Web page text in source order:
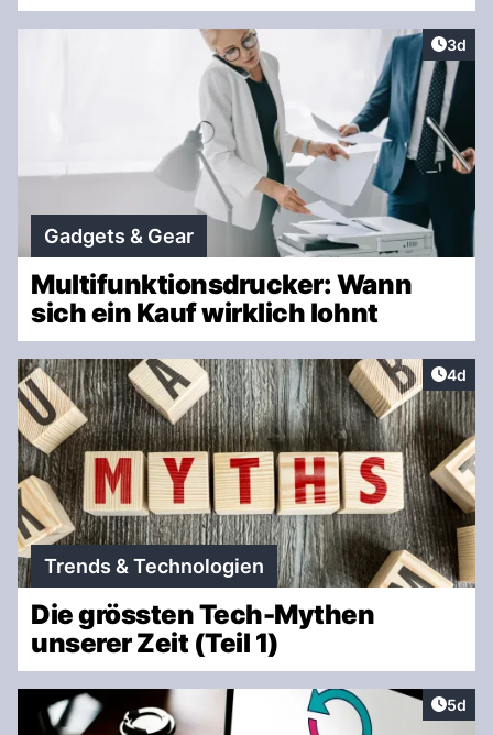
3d
Gadgets & Gear
Multifunktionsdrucker: Wann
sich ein Kauf wirklich lohnt
4d
Trends & Technologien
Die grössten Tech-Mythen
unserer Zeit (Teil 1)
5d